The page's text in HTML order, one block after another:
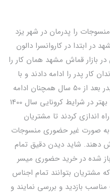
منسوجات را پدرمان در شهر یزد
در ابتدا در کاروانسرا دالون
در بازار قماش مشهد همان کار را
کار پدر را ادامه دادند و با
فروش انواع روفرشی و حوله، شغل پدر بعد از 50 سال همچنان ادامه
دارد. حال فرزندان برای ارائه خدمات بهتر در شرایط کرونایی سال 1400
اندازی کردند تا مشتریان
صورت غیر حضوری منسوجات
دهند. شاید دیدن دقیق تمام
شده در خرید حضوری میسر
بتوانند تمام اجناس
بازدید و بررسی نمایند و